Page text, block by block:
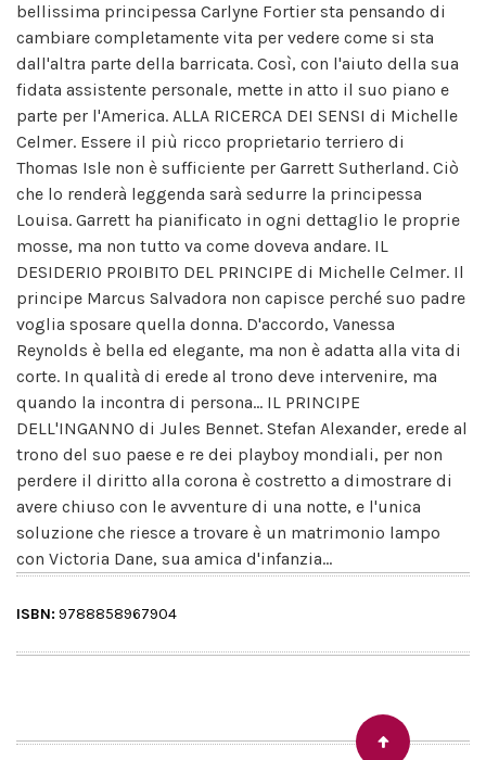
bellissima principessa Carlyne Fortier sta pensando di
cambiare completamente vita per vedere come si sta
dall'altra parte della barricata. Così, con l'aiuto della sua
fidata assistente personale, mette in atto il suo piano e
parte per l'America. ALLA RICERCA DEI SENSI di Michelle
Celmer. Essere il più ricco proprietario terriero di
Thomas Isle non è sufficiente per Garrett Sutherland. Ciò
che lo renderà leggenda sarà sedurre la principessa
Louisa. Garrett ha pianificato in ogni dettaglio le proprie
mosse, ma non tutto va come doveva andare. IL
DESIDERIO PROIBITO DEL PRINCIPE di Michelle Celmer. Il
principe Marcus Salvadora non capisce perché suo padre
voglia sposare quella donna. D'accordo, Vanessa
Reynolds è bella ed elegante, ma non è adatta alla vita di
corte. In qualità di erede al trono deve intervenire, ma
quando la incontra di persona... IL PRINCIPE
DELL'INGANNO di Jules Bennet. Stefan Alexander, erede al
trono del suo paese e re dei playboy mondiali, per non
perdere il diritto alla corona è costretto a dimostrare di
avere chiuso con le avventure di una notte, e l'unica
soluzione che riesce a trovare è un matrimonio lampo
con Victoria Dane, sua amica d'infanzia...
ISBN: 9788858967904